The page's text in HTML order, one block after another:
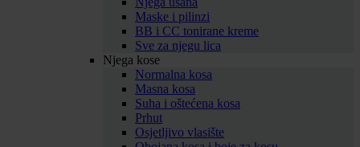
Maske i pilinzi
BB i CC tonirane kreme
Sve za njegu lica
Njega kose
Normalna kosa
Masna kosa
Suha i oštećena kosa
Prhut
Osjetljivo vlasište